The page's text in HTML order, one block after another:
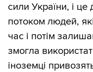
сили України, і
потоком людей,
час і потім
змогла
іноземці